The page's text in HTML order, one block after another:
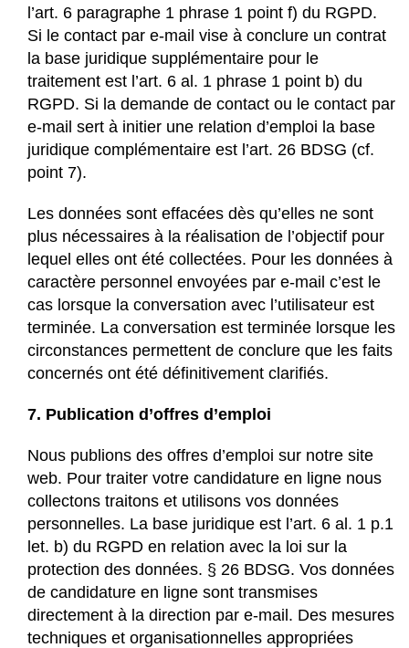
l’art. 6 paragraphe 1 phrase 1 point f) du RGPD.
Si le contact par e-mail vise à conclure un contrat
la base juridique supplémentaire pour le
traitement est l’art. 6 al. 1 phrase 1 point b) du
RGPD. Si la demande de contact ou le contact par
e-mail sert à initier une relation d’emploi la base
juridique complémentaire est l’art. 26 BDSG (cf.
point 7).
Les données sont effacées dès qu’elles ne sont
plus nécessaires à la réalisation de l’objectif pour
lequel elles ont été collectées. Pour les données à
caractère personnel envoyées par e-mail c’est le
cas lorsque la conversation avec l’utilisateur est
terminée. La conversation est terminée lorsque les
circonstances permettent de conclure que les faits
concernés ont été définitivement clarifiés.
7. Publication d’offres d’emploi
Nous publions des offres d’emploi sur notre site
web. Pour traiter votre candidature en ligne nous
collectons traitons et utilisons vos données
personnelles. La base juridique est l’art. 6 al. 1 p.1
let. b) du RGPD en relation avec la loi sur la
protection des données. § 26 BDSG. Vos données
de candidature en ligne sont transmises
directement à la direction par e-mail. Des mesures
techniques et organisationnelles appropriées